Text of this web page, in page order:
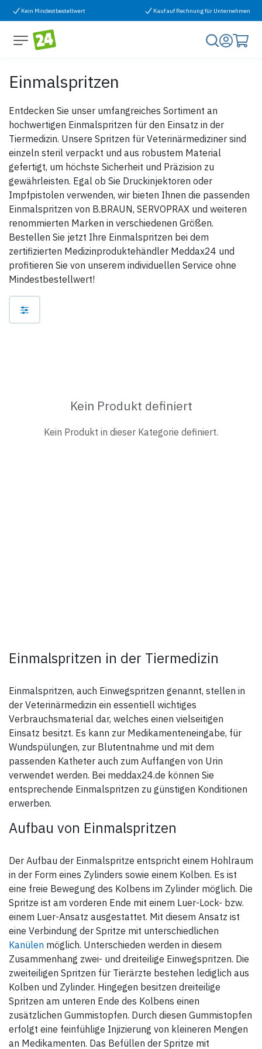
Zum Inhalt springen
Kein Mindestbestellwert Kauf auf Rechnung für Unternehmen
Einmalspritzen
Entdecken Sie unser umfangreiches Sortiment an
hochwertigen Einmalspritzen für den Einsatz in der
Tiermedizin. Unsere Spritzen für Veterinärmediziner sind
einzeln steril verpackt und aus robustem Material
gefertigt, um höchste Sicherheit und Präzision zu
gewährleisten. Egal ob Sie Druckinjektoren oder
Impfpistolen verwenden, wir bieten Ihnen die passenden
Einmalspritzen von B.BRAUN, SERVOPRAX und weiteren
renommierten Marken in verschiedenen Größen.
Bestellen Sie jetzt Ihre Einmalspritzen bei dem
zertifizierten Medizinproduktehändler Meddax24 und
profitieren Sie von unserem individuellen Service ohne
Mindestbestellwert!
Kein Produkt definiert
Kein Produkt in dieser Kategorie definiert.
Einmalspritzen in der Tiermedizin
Einmalspritzen, auch Einwegspritzen genannt, stellen in
der Veterinärmedizin ein essentiell wichtiges
Verbrauchsmaterial dar, welches einen vielseitigen
Einsatz besitzt. Es kann zur Medikamenteneingabe, für
Wundspülungen, zur Blutentnahme und mit dem
passenden Katheter auch zum Auffangen von Urin
verwendet werden. Bei meddax24.de können Sie
entsprechende Einmalspritzen zu günstigen Konditionen
erwerben.
Aufbau von Einmalspritzen
Der Aufbau der Einmalspritze entspricht einem Hohlraum
in der Form eines Zylinders sowie einem Kolben. Es ist
eine freie Bewegung des Kolbens im Zylinder möglich. Die
Spritze ist am vorderen Ende mit einem Luer-Lock- bzw.
einem Luer-Ansatz ausgestattet. Mit diesem Ansatz ist
eine Verbindung der Spritze mit unterschiedlichen
Kanülen möglich. Unterschieden werden in diesem
Zusammenhang zwei- und dreiteilige Einwegspritzen. Die
zweiteiligen Spritzen für Tierärzte bestehen lediglich aus
Kolben und Zylinder. Hingegen besitzen dreiteilige
Spritzen am unteren Ende des Kolbens einen
zusätzlichen Gummistopfen. Durch diesen Gummistopfen
erfolgt eine feinfühlige Injizierung von kleineren Mengen
an Medikamenten. Das Befüllen der Spritze mit